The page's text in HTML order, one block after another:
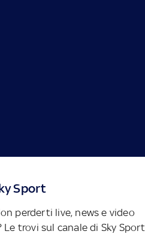
Sport
perderti live, news e video
trovi sul canale di Sky Sport